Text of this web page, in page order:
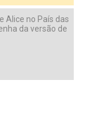
Alice no País das
da versão de